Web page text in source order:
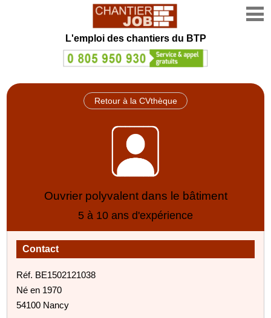
L'emploi des chantiers du BTP
Retour à la CVthèque
Ouvrier polyvalent dans le bâtiment
5 à 10 ans d'expérience
Contact
Réf. BE1502121038
Né en 1970
54100 Nancy